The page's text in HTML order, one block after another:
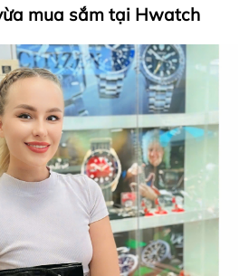
mua sắm tại Hwatch